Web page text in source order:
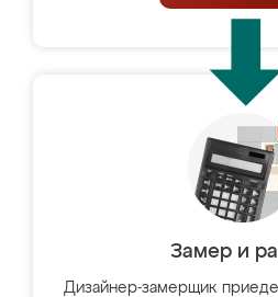
Замер и
Дизайнер-замерщик